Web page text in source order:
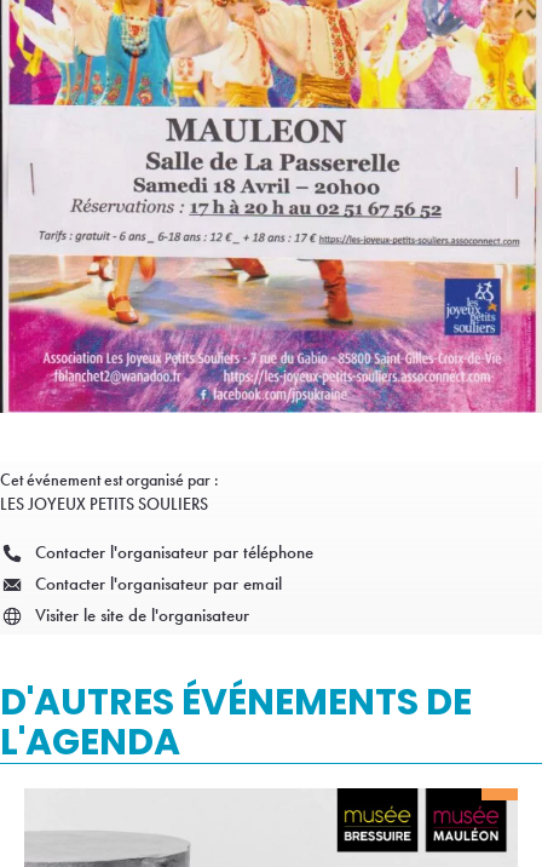
Cet événement est organisé par :
LES JOYEUX PETITS SOULIERS
Contacter l'organisateur par téléphone
Contacter l'organisateur par email
Visiter le site de l'organisateur
D'AUTRES ÉVÉNEMENTS DE
L'AGENDA